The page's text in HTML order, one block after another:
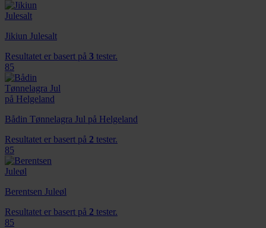
Jikiun Julesalt
Resultatet er basert på 3 tester.
85
Bådin Tønnelagra Jul på Helgeland
Resultatet er basert på 2 tester.
85
Berentsen Juleøl
Resultatet er basert på 2 tester.
85